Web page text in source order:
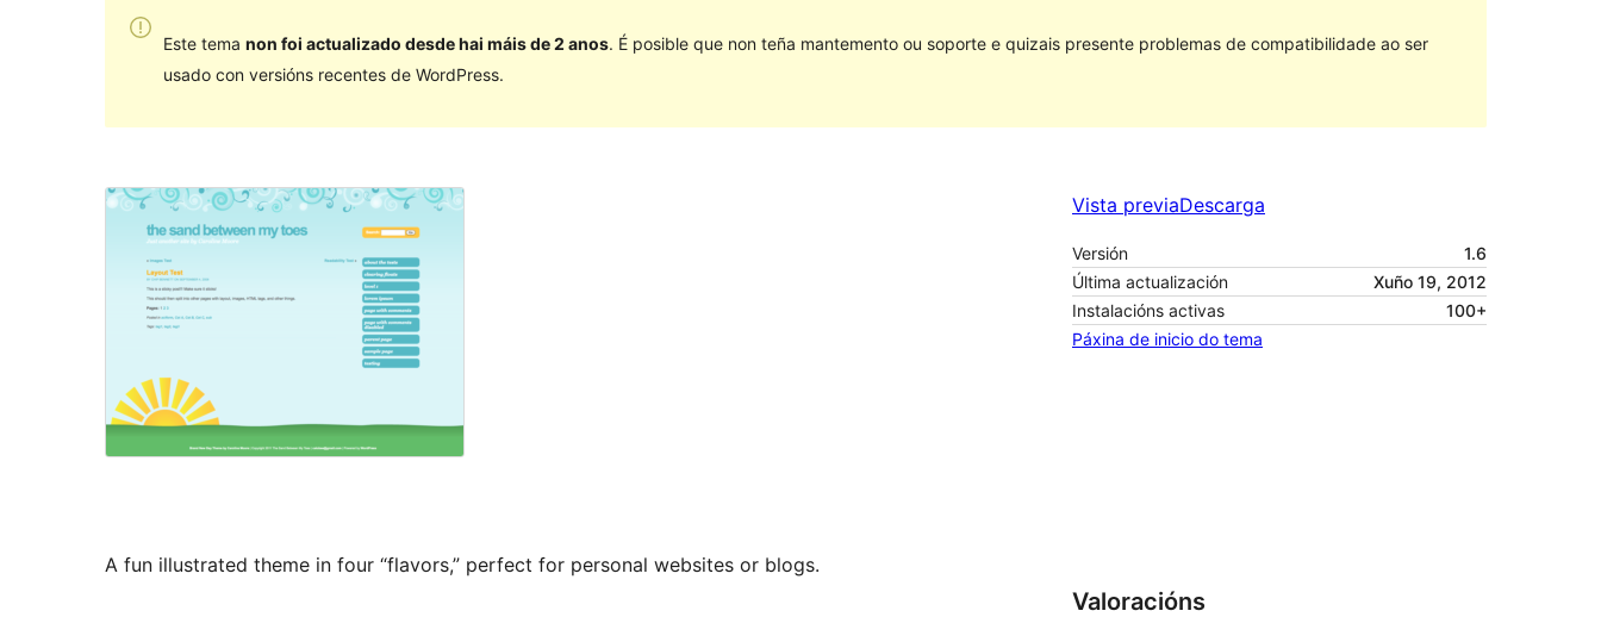
Este tema non foi actualizado desde hai máis de 2 anos. É posible que non teña mantemento ou soporte e quizais presente problemas de compatibilidade ao ser
usado con versións recentes de WordPress.
Vista previaDescarga
Versión
1.6
Última actualización
Xuño 19, 2012
Instalacións activas
100+
Páxina de inicio do tema
A fun illustrated theme in four “flavors,” perfect for personal websites or blogs.
Valoracións